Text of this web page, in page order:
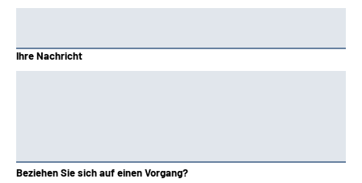
Ihre Nachricht
Beziehen Sie sich auf einen Vorgang?